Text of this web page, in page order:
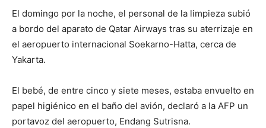
El domingo por la noche, el personal de la limpieza subió
a bordo del aparato de Qatar Airways tras su aterrizaje en
el aeropuerto internacional Soekarno-Hatta, cerca de
Yakarta.
El bebé, de entre cinco y siete meses, estaba envuelto en
papel higiénico en el baño del avión, declaró a la AFP un
portavoz del aeropuerto, Endang Sutrisna.